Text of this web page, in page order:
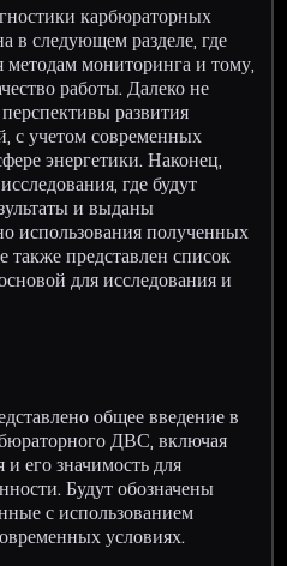
карбюраторных
в следующем разделе, где
методам мониторинга и тому,
работы. Далеко не
развития
с учетом современных
энергетики. Наконец,
где будут
и выданы
использования полученных
представлен список
для исследования и
общее введение в
ДВС, включая
и его значимость для
Будут обозначены
с использованием
условиях.